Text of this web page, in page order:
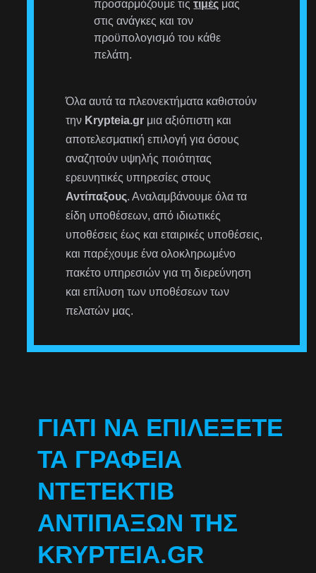
προσαρμόζουμε τιςτιμές μας
στις ανάγκες και τον
προϋπολογισμό του κάθε
πελάτη.
Όλα αυτά τα πλεονεκτήματα καθιστούν
την Krypteia.gr μια αξιόπιστη και
αποτελεσματική επιλογή για όσους
αναζητούν υψηλής ποιότητας
ερευνητικές υπηρεσίες στους
Αντίπαξους. Αναλαμβάνουμε όλα τα
είδη υποθέσεων, από ιδιωτικές
υποθέσεις έως και εταιρικές υποθέσεις,
και παρέχουμε ένα ολοκληρωμένο
πακέτο υπηρεσιών για τη διερεύνηση
και επίλυση των υποθέσεων των
πελατών μας.
ΓΙΑΤΊ ΝΑ ΕΠΙΛΈΞΕΤΕ
ΤΑ ΓΡΑΦΕΊΑ
ΝΤΕΤΈΚΤΙΒ
ΑΝΤΊΠΑΞΩΝ ΤΗΣ
KRYPTEIA.GR